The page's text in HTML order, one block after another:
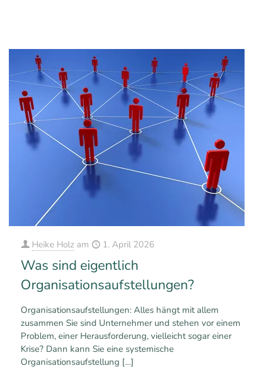
Heike Holz am 1. April 2026
Was sind eigentlich
Organisationsaufstellungen?
Organisationsaufstellungen: Alles hängt mit allem
zusammen Sie sind Unternehmer und stehen vor einem
Problem, einer Herausforderung, vielleicht sogar einer
Krise? Dann kann Sie eine systemische
Organisationsaufstellung […]